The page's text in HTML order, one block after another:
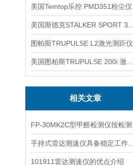
图帕斯TRUPULSE L2激光测距仪
相关文章
101911雷达测速仪的优点介绍